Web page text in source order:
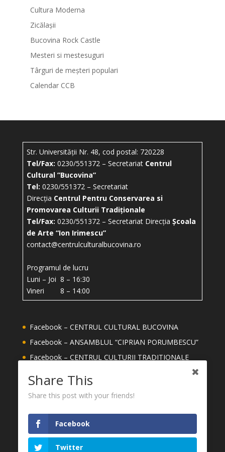
Cultura Moderna
Zicălașii
Bucovina Rock Castle
Mesteri si mestesuguri
Târguri de meșteri populari
Calendar CCB
Str. Universității Nr. 48, cod postal: 720228
Tel/Fax: 0230/551372 – Secretariat Centrul
Cultural ”Bucovina”
Tel: 0230/551372 – Secretariat
Direcția Centrul Pentru Conservarea si
Promovarea Culturii Tradiționale
Tel/Fax: 0230/551372 – Secretariat Direcția Școala
de Arte “Ion Irimescu”
contact@centrulculturalbucovina.ro
Programul de lucru
Luni – Joi 8 – 16:30
Vineri 8 – 14:00
Facebook – CENTRUL CULTURAL BUCOVINA
Facebook – ANSAMBLUL “CIPRIAN PORUMBESCU”
Facebook – CENTRUL CULTURII TRADITIONALE
SUCEAVA
Facebook – MEȘTERI DIN JUDETUL SUCEAVA
YouTube – CENTRUL CULTURAL BUCOVINA
CONSILIUL JUDEȚEAN SUCEAVA
MUZEUL NAȚIONAL AL BUCOVINEI
Share This
Share this post with your friends!
Facebook
Twitter